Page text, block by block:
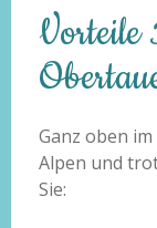
Vorteile
Ganz oben
Alpen und
Sie: